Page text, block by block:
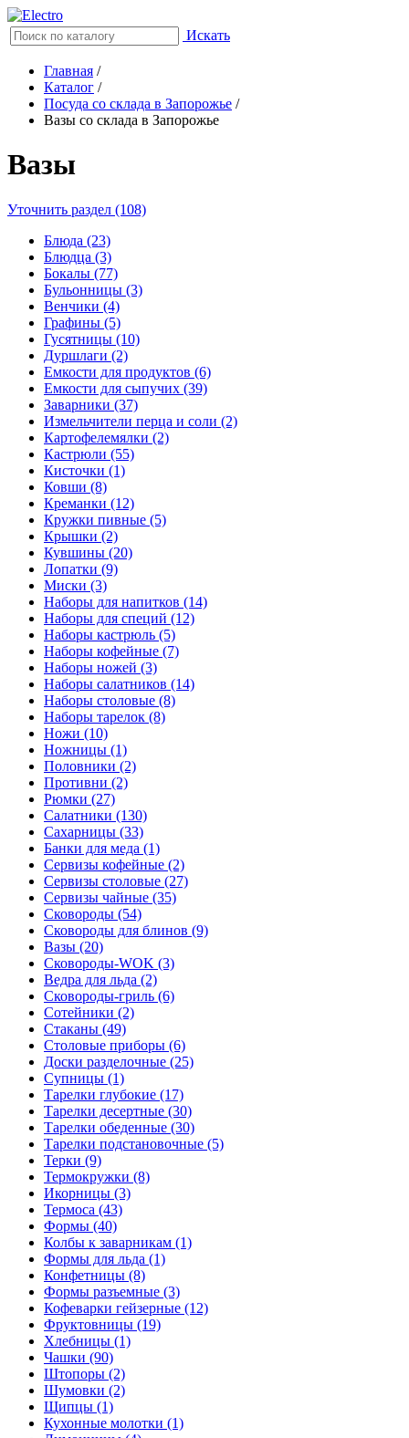
Искать
Главная /
Каталог /
Посуда со склада в Запорожье /
Вазы со склада в Запорожье
Вазы
Уточнить раздел (108)
Блюда (23)
Блюдца (3)
Бокалы (77)
Бульонницы (3)
Венчики (4)
Графины (5)
Гусятницы (10)
Дуршлаги (2)
Емкости для продуктов (6)
Емкости для сыпучих (39)
Заварники (37)
Измельчители перца и соли (2)
Картофелемялки (2)
Кастрюли (55)
Кисточки (1)
Ковши (8)
Креманки (12)
Кружки пивные (5)
Крышки (2)
Кувшины (20)
Лопатки (9)
Миски (3)
Наборы для напитков (14)
Наборы для специй (12)
Наборы кастрюль (5)
Наборы кофейные (7)
Наборы ножей (3)
Наборы салатников (14)
Наборы столовые (8)
Наборы тарелок (8)
Ножи (10)
Ножницы (1)
Половники (2)
Противни (2)
Рюмки (27)
Салатники (130)
Сахарницы (33)
Банки для меда (1)
Сервизы кофейные (2)
Сервизы столовые (27)
Сервизы чайные (35)
Сковороды (54)
Сковороды для блинов (9)
Вазы (20)
Сковороды-WOK (3)
Ведра для льда (2)
Сковороды-гриль (6)
Сотейники (2)
Стаканы (49)
Столовые приборы (6)
Доски разделочные (25)
Супницы (1)
Тарелки глубокие (17)
Тарелки десертные (30)
Тарелки обеденные (30)
Тарелки подстановочные (5)
Терки (9)
Термокружки (8)
Икорницы (3)
Термоса (43)
Формы (40)
Колбы к заварникам (1)
Формы для льда (1)
Конфетницы (8)
Формы разъемные (3)
Кофеварки гейзерные (12)
Фруктовницы (19)
Хлебницы (1)
Чашки (90)
Штопоры (2)
Шумовки (2)
Щипцы (1)
Кухонные молотки (1)